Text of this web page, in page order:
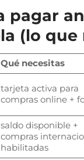
pagar
(lo
Qué necesitas
tarjeta activa para
compras online +
saldo disponible +
compras
habilitadas